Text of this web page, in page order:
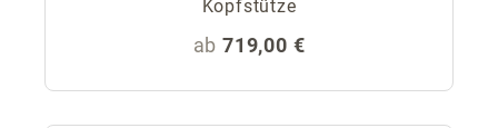
Kopfstütze
Regulärer Preis:
ab 719,00 €